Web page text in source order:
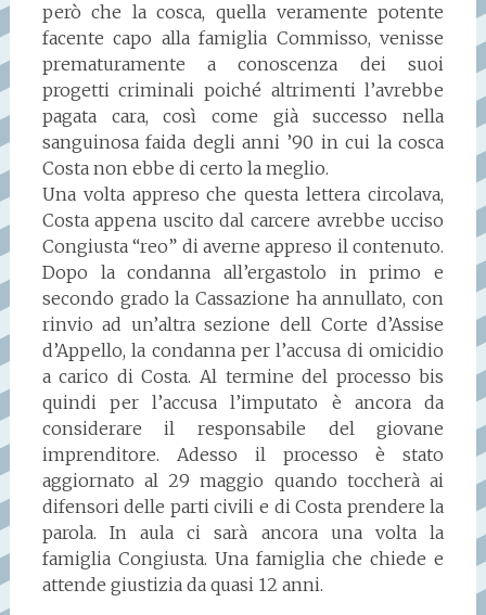
però che la cosca, quella veramente potente
facente capo alla famiglia Commisso, venisse
prematuramente a conoscenza dei suoi
progetti criminali poiché altrimenti l’avrebbe
pagata cara, così come già successo nella
sanguinosa faida degli anni ’90 in cui la cosca
Costa non ebbe di certo la meglio.
Una volta appreso che questa lettera circolava,
Costa appena uscito dal carcere avrebbe ucciso
Congiusta “reo” di averne appreso il contenuto.
Dopo la condanna all’ergastolo in primo e
secondo grado la Cassazione ha annullato, con
rinvio ad un’altra sezione dell Corte d’Assise
d’Appello, la condanna per l’accusa di omicidio
a carico di Costa. Al termine del processo bis
quindi per l’accusa l’imputato è ancora da
considerare il responsabile del giovane
imprenditore. Adesso il processo è stato
aggiornato al 29 maggio quando toccherà ai
difensori delle parti civili e di Costa prendere la
parola. In aula ci sarà ancora una volta la
famiglia Congiusta. Una famiglia che chiede e
attende giustizia da quasi 12 anni.